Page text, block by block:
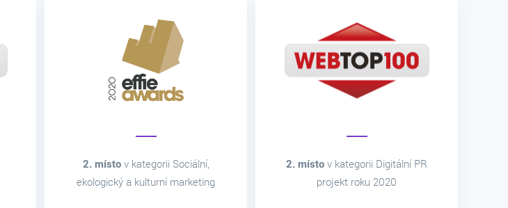
2. místov kategorii Sociální,
ekologický a kulturní marketing
2. místo v kategorii Digitální PR
projekt roku 2020